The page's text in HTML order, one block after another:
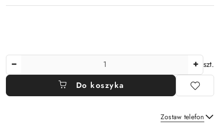
szt.
Do koszyka
Zostaw telefon